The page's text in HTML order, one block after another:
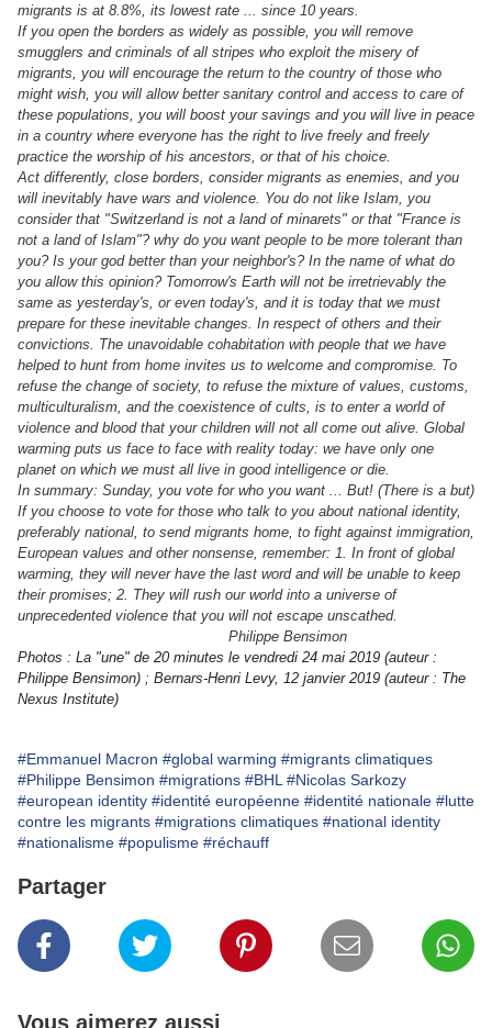
migrants is at 8.8%, its lowest rate ... since 10 years.
If you open the borders as widely as possible, you will remove
smugglers and criminals of all stripes who exploit the misery of
migrants, you will encourage the return to the country of those who
might wish, you will allow better sanitary control and access to care of
these populations, you will boost your savings and you will live in peace
in a country where everyone has the right to live freely and freely
practice the worship of his ancestors, or that of his choice.
Act differently, close borders, consider migrants as enemies, and you
will inevitably have wars and violence. You do not like Islam, you
consider that "Switzerland is not a land of minarets" or that "France is
not a land of Islam"? why do you want people to be more tolerant than
you? Is your god better than your neighbor's? In the name of what do
you allow this opinion? Tomorrow's Earth will not be irretrievably the
same as yesterday's, or even today's, and it is today that we must
prepare for these inevitable changes. In respect of others and their
convictions. The unavoidable cohabitation with people that we have
helped to hunt from home invites us to welcome and compromise. To
refuse the change of society, to refuse the mixture of values, customs,
multiculturalism, and the coexistence of cults, is to enter a world of
violence and blood that your children will not all come out alive. Global
warming puts us face to face with reality today: we have only one
planet on which we must all live in good intelligence or die.
In summary: Sunday, you vote for who you want ... But! (There is a but)
If you choose to vote for those who talk to you about national identity,
preferably national, to send migrants home, to fight against immigration,
European values ​​and other nonsense, remember: 1. In front of global
warming, they will never have the last word and will be unable to keep
their promises; 2. They will rush our world into a universe of
unprecedented violence that you will not escape unscathed.
Philippe Bensimon
Photos : La "une" de 20 minutes le vendredi 24 mai 2019 (auteur :
Philippe Bensimon) ; Bernars-Henri Levy, 12 janvier 2019 (auteur : The
Nexus Institute)
#Emmanuel Macron #global warming #migrants climatiques
#Philippe Bensimon #migrations #BHL #Nicolas Sarkozy
#european identity #identité européenne #identité nationale #lutte
contre les migrants #migrations climatiques #national identity
#nationalisme #populisme #réchauff
Partager
Vous aimerez aussi